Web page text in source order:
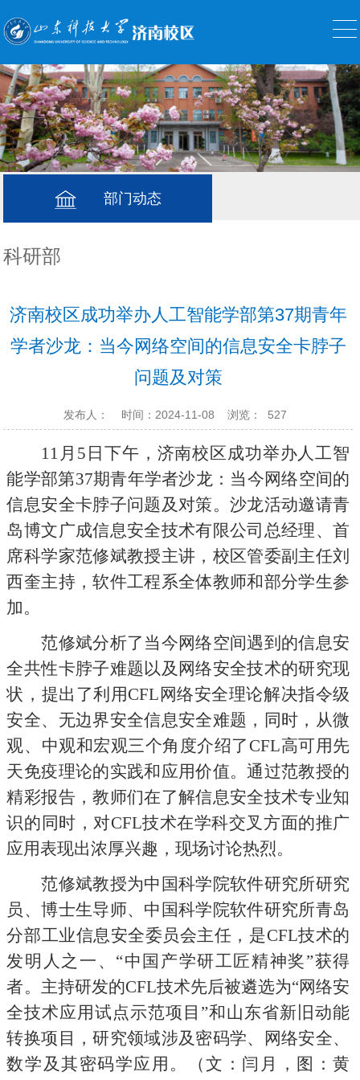
部门动态
科研部
济南校区成功举办人工智能学部第37期青年
学者沙龙：当今网络空间的信息安全卡脖子
问题及对策
发布人： 时间：2024-11-08 浏览： 527
11月5日下午，济南校区成功举办人工智
能学部第37期青年学者沙龙：当今网络空间的
信息安全卡脖子问题及对策。沙龙活动邀请青
岛博文广成信息安全技术有限公司总经理、首
席科学家范修斌教授主讲，校区管委副主任刘
西奎主持，软件工程系全体教师和部分学生参
加。
范修斌分析了当今网络空间遇到的信息安
全共性卡脖子难题以及网络安全技术的研究现
状，提出了利用CFL网络安全理论解决指令级
安全、无边界安全信息安全难题，同时，从微
观、中观和宏观三个角度介绍了CFL高可用先
天免疫理论的实践和应用价值。通过范教授的
精彩报告，教师们在了解信息安全技术专业知
识的同时，对CFL技术在学科交叉方面的推广
应用表现出浓厚兴趣，现场讨论热烈。
范修斌教授为中国科学院软件研究所研究
员、博士生导师、中国科学院软件研究所青岛
分部工业信息安全委员会主任，是CFL技术的
发明人之一、“中国产学研工匠精神奖”获得
者。主持研发的CFL技术先后被遴选为“网络安
全技术应用试点示范项目”和山东省新旧动能
转换项目，研究领域涉及密码学、网络安全、
数学及其密码学应用。（文：闫月，图：黄